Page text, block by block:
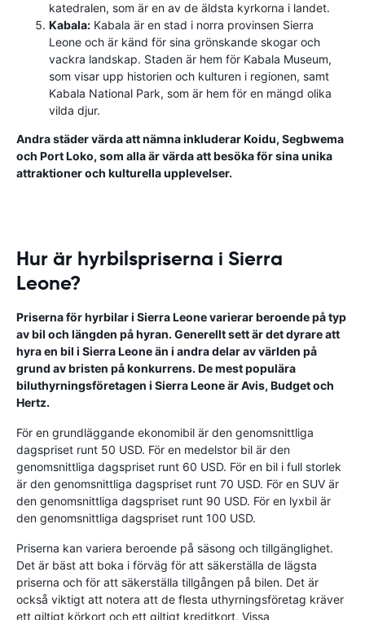
katedralen, som är en av de äldsta kyrkorna i landet.
Kabala: Kabala är en stad i norra provinsen Sierra
Leone och är känd för sina grönskande skogar och
vackra landskap. Staden är hem för Kabala Museum,
som visar upp historien och kulturen i regionen, samt
Kabala National Park, som är hem för en mängd olika
vilda djur.
Andra städer värda att nämna inkluderar Koidu, Segbwema
och Port Loko, som alla är värda att besöka för sina unika
attraktioner och kulturella upplevelser.
Hur är hyrbilspriserna i Sierra
Leone?
Priserna för hyrbilar i Sierra Leone varierar beroende på typ
av bil och längden på hyran. Generellt sett är det dyrare att
hyra en bil i Sierra Leone än i andra delar av världen på
grund av bristen på konkurrens. De mest populära
biluthyrningsföretagen i Sierra Leone är Avis, Budget och
Hertz.
För en grundläggande ekonomibil är den genomsnittliga
dagspriset runt 50 USD. För en medelstor bil är den
genomsnittliga dagspriset runt 60 USD. För en bil i full storlek
är den genomsnittliga dagspriset runt 70 USD. För en SUV är
den genomsnittliga dagspriset runt 90 USD. För en lyxbil är
den genomsnittliga dagspriset runt 100 USD.
Priserna kan variera beroende på säsong och tillgänglighet.
Det är bäst att boka i förväg för att säkerställa de lägsta
priserna och för att säkerställa tillgången på bilen. Det är
också viktigt att notera att de flesta uthyrningsföretag kräver
ett giltigt körkort och ett giltigt kreditkort. Vissa